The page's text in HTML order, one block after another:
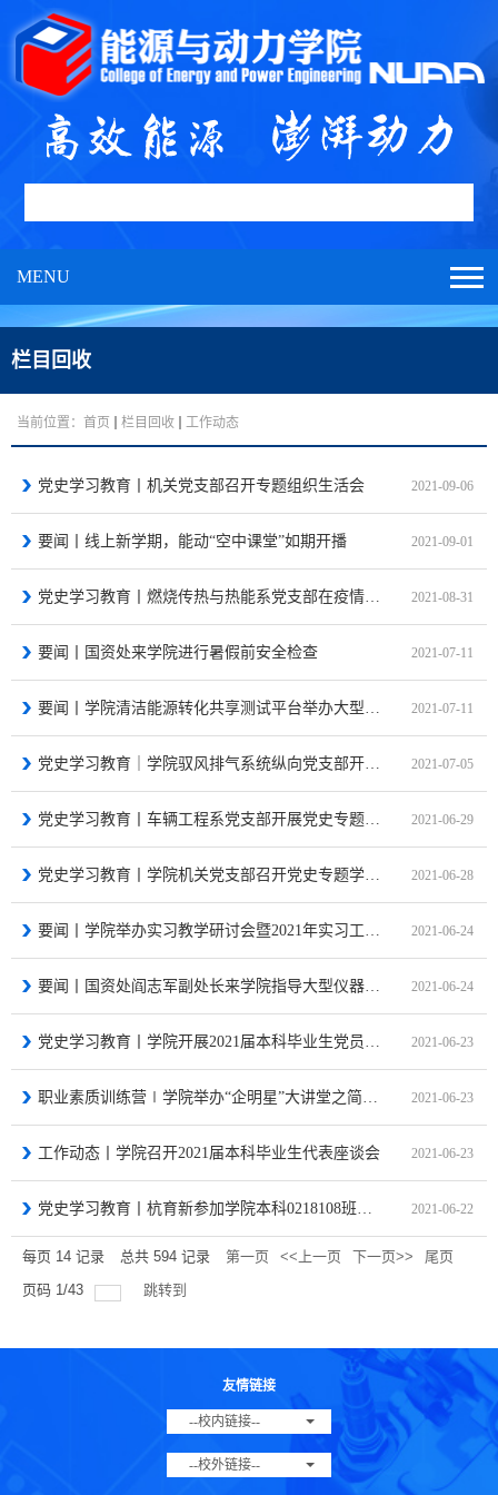
MENU
栏目回收
当前位置： 首页 栏目回收 工作动态
党史学习教育丨机关党支部召开专题组织生活会 2021-09-06
要闻丨线上新学期，能动“空中课堂”如期开播 2021-09-01
党史学习教育丨燃烧传热与热能系党支部在疫情期间持续推动党史学习教育 2021-08-31
要闻丨国资处来学院进行暑假前安全检查 2021-07-11
要闻丨学院清洁能源转化共享测试平台举办大型仪器设备操作培训会 2021-07-11
党史学习教育｜学院驭风排气系统纵向党支部开展党史学习教育专题学习会 2021-07-05
党史学习教育丨车辆工程系党支部开展党史专题党课 2021-06-29
党史学习教育丨学院机关党支部召开党史专题学习会 2021-06-28
要闻丨学院举办实习教学研讨会暨2021年实习工作动员会 2021-06-24
要闻丨国资处阎志军副处长来学院指导大型仪器设备开放共享工作 2021-06-24
党史学习教育丨学院开展2021届本科毕业生党员毕业前“最后一次党课” 2021-06-23
职业素质训练营∣学院举办“企明星”大讲堂之简历制作及面试培训 2021-06-23
工作动态丨学院召开2021届本科毕业生代表座谈会 2021-06-23
党史学习教育丨杭育新参加学院本科0218108班党史学习教育专题学习交流会 2021-06-22
每页 14 记录 总共 594 记录 第一页 <<上一页 下一页>>
尾页
页码 1/43 跳转到
友情链接
--校内链接--
--校外链接--